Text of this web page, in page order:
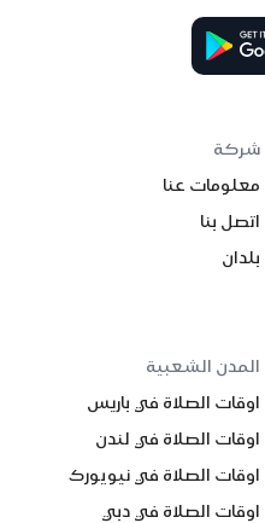
شركة
معلومات عنا
اتصل بنا
بلدان
المدن الشعبية
اوقات الصلاة في باريس
اوقات الصلاة في لندن
اوقات الصلاة في نيويورك
اوقات الصلاة في دبي